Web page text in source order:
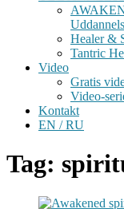
Healer &
Tantric
Video
Gratis
Video-
Kontakt
EN / RU
Tag: